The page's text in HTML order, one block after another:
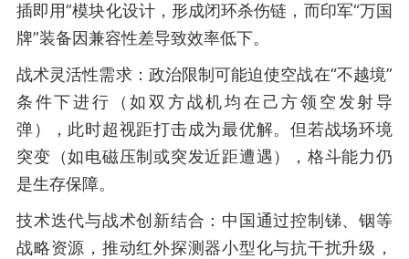
插即用”模块化设计，形成闭环杀伤链，而印军“万国
牌”装备因兼容性差导致效率低下。
战术灵活性需求：政治限制可能迫使空战在“不越境”
条件下进行（如双方战机均在己方领空发射导
弹），此时超视距打击成为最优解。但若战场环境
突变（如电磁压制或突发近距遭遇），格斗能力仍
是生存保障。
技术迭代与战术创新结合：中国通过控制锑、铟等
战略资源，推动红外探测器小型化与抗干扰升级，